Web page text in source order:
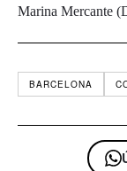
Marina Mercante
BARCELONA